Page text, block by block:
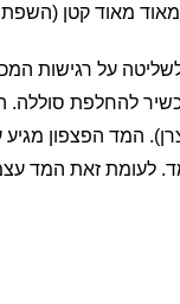
מאוד קטן
על רגישות
להחלפת סוללה.
היצרן). המד
לעומת זאת המד